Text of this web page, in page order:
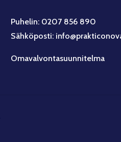
Puhelin: 0207 856 890
Sähköposti:
Omavalvontasuunnitelma